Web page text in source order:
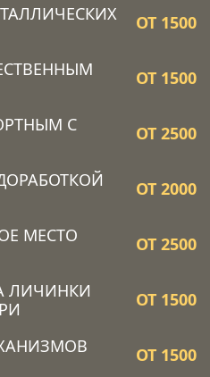
ОТ 1500
ОТ 1500
С
ОТ 2500
ОТ 2000
МЕСТО
ОТ 2500
ЛИЧИНКИ
ОТ 1500
ОТ 1500